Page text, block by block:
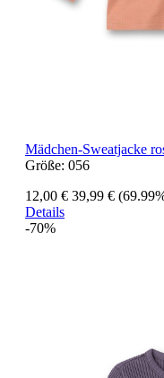
Mädchen-Sweatjacke
Größe: 056
12,00 € 39,99 €
Details
-70%